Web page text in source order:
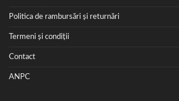
Politica de rambursări și returnări
Termeni și condiții
Contact
ANPC